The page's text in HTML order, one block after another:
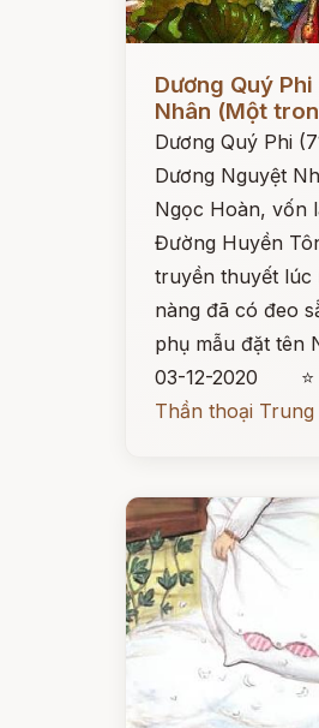
Dương Quý
Nhân (Một
Dương Quý Phi
Dương Nguyệt
Ngọc Hoàn, vốn
Đường Huyền
truyền thuyết lúc
nàng đã có đeo
phụ mẫu đặt tên
03-12-2020
Thần thoại Trung